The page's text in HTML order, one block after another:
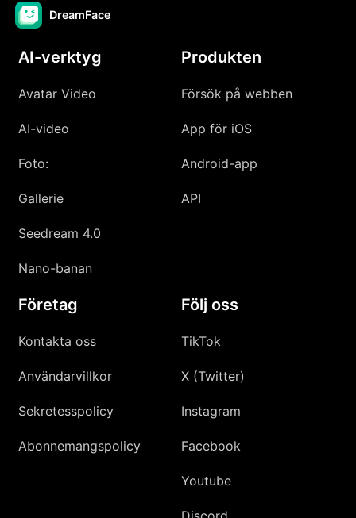
DreamFace
AI-verktyg
Avatar Video
AI-video
Foto:
Gallerie
Seedream 4.0
Nano-banan
Produkten
Försök på webben
App för iOS
Android-app
API
Företag
Kontakta oss
Användarvillkor
Sekretesspolicy
Abonnemangspolicy
Följ oss
TikTok
X (Twitter)
Instagram
Facebook
Youtube